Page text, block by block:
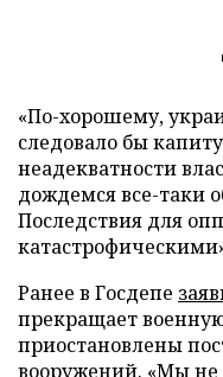
«По-хорошему,
следовало бы
неадекватности
дождемся все-таки
Последствия для
Ранее в Госдепе
прекращает
приостановлены
вооружений. «Мы не